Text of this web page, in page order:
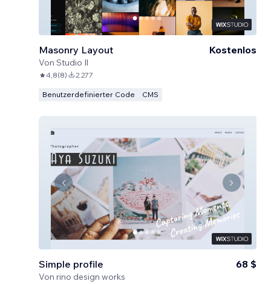
Masonry Layout
Von Studio Il
Kostenlos
4,8(8) 2.277
Benutzerdefinierter Code CMS
Simple profile
Von rino design works
68 $